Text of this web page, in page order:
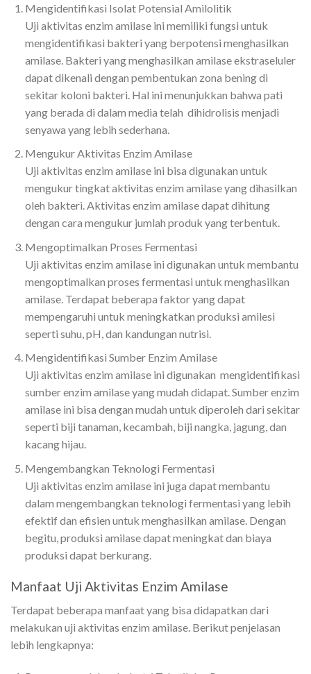
Mengidentifikasi Isolat Potensial Amilolitik
Uji aktivitas enzim amilase ini memiliki fungsi untuk
mengidentifikasi bakteri yang berpotensi menghasilkan
amilase. Bakteri yang menghasilkan amilase ekstraseluler
dapat dikenali dengan pembentukan zona bening di
sekitar koloni bakteri. Hal ini menunjukkan bahwa pati
yang berada di dalam media telah dihidrolisis menjadi
senyawa yang lebih sederhana.
Mengukur Aktivitas Enzim Amilase
Uji aktivitas enzim amilase ini bisa digunakan untuk
mengukur tingkat aktivitas enzim amilase yang dihasilkan
oleh bakteri. Aktivitas enzim amilase dapat dihitung
dengan cara mengukur jumlah produk yang terbentuk.
Mengoptimalkan Proses Fermentasi
Uji aktivitas enzim amilase ini digunakan untuk membantu
mengoptimalkan proses fermentasi untuk menghasilkan
amilase. Terdapat beberapa faktor yang dapat
mempengaruhi untuk meningkatkan produksi amilesi
seperti suhu, pH, dan kandungan nutrisi.
Mengidentifikasi Sumber Enzim Amilase
Uji aktivitas enzim amilase ini digunakan mengidentifikasi
sumber enzim amilase yang mudah didapat. Sumber enzim
amilase ini bisa dengan mudah untuk diperoleh dari sekitar
seperti biji tanaman, kecambah, biji nangka, jagung, dan
kacang hijau.
Mengembangkan Teknologi Fermentasi
Uji aktivitas enzim amilase ini juga dapat membantu
dalam mengembangkan teknologi fermentasi yang lebih
efektif dan efisien untuk menghasilkan amilase. Dengan
begitu, produksi amilase dapat meningkat dan biaya
produksi dapat berkurang.
Manfaat Uji Aktivitas Enzim Amilase
Terdapat beberapa manfaat yang bisa didapatkan dari
melakukan uji aktivitas enzim amilase. Berikut penjelasan
lebih lengkapnya: